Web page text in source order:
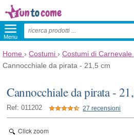
Menu
Home › Costumi › Costumi di Carnevale
Cannocchiale da pirata - 21,5 cm
Cannocchiale da pirata -
Ref: 011202 27 recensioni
Click zoom